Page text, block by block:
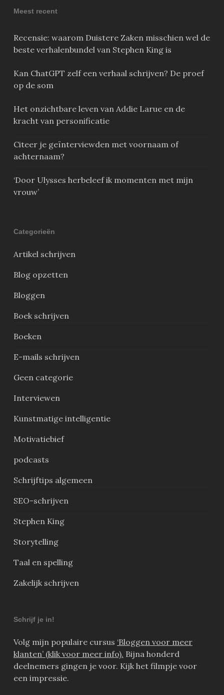
Meest recent
Recensie: waarom Duistere Zaken misschien wel de
beste verhalenbundel van Stephen King is
Kan ChatGPT zelf een verhaal schrijven? De proef
op de som
Het onzichtbare leven van Addie Larue en de
kracht van personificatie
Citeer je geïnterviewden met voornaam of
achternaam?
‘Door Ulysses herbeleef ik momenten met mijn
vrouw’
Categorieën
Artikel schrijven
Blog opzetten
Bloggen
Boek schrijven
Boeken
E-mails schrijven
Geen categorie
Interviewen
Kunstmatige intelligentie
Motivatiebief
podcasts
Schrijftips algemeen
SEO-schrijven
Stephen King
Storytelling
Taal en spelling
Zakelijk schrijven
Schrijf je in!
Volg mijn populaire cursus ‘Bloggen voor meer
klanten’ (klik voor meer info). Bijna honderd
deelnemers gingen je voor. Kijk het filmpje voor
een impressie.